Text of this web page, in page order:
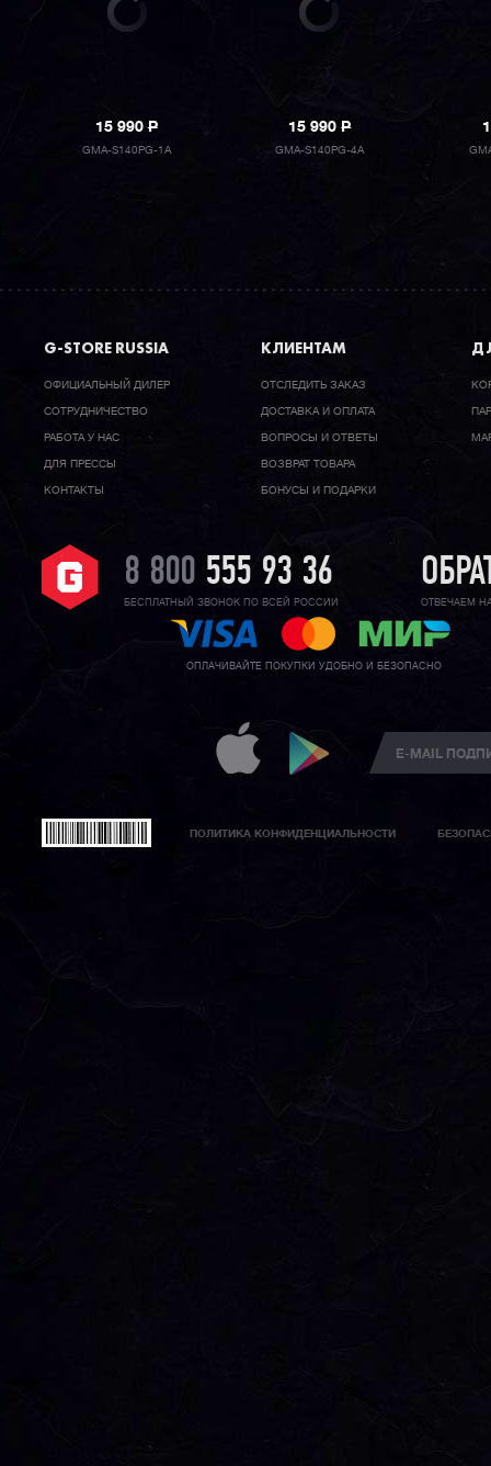
15 990P
GMA-S140PG-1A
15 990P
GMA-S140PG-4A
G-STORE RUSSIA
ОФИЦИАЛЬНЫЙ ДИЛЕР
CОТРУДНИЧЕСТВО
РАБОТА У НАС
ДЛЯ ПРЕССЫ
КОНТАКТЫ
КЛИЕНТАМ
ОТСЛЕДИТЬ ЗАКАЗ
ДОСТАВКА И ОПЛАТА
ВОПРОСЫ И ОТВЕТЫ
ВОЗВРАТ ТОВАРА
БОНУСЫ И ПОДАРКИ
8 800 555 93 36
БЕСПЛАТНЫЙ ЗВОНОК ПО ВСЕЙ РОССИИ ОТВЕЧАЕМ
ОПЛАЧИВАЙТЕ ПОКУПКИ УДОБНО И БЕЗОПАСНО
ПОЛИТИКА КОНФИДЕНЦИАЛЬНОСТИ